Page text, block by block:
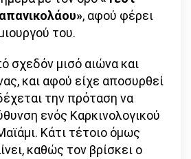
, αφού φέρει
του.
σχεδόν μισό αιώνα και
και αφού είχε αποσυρθεί
την πρόταση να
ενός Καρκινολογικού
Κάτι τέτοιο όμως
καθώς τον βρίσκει ο